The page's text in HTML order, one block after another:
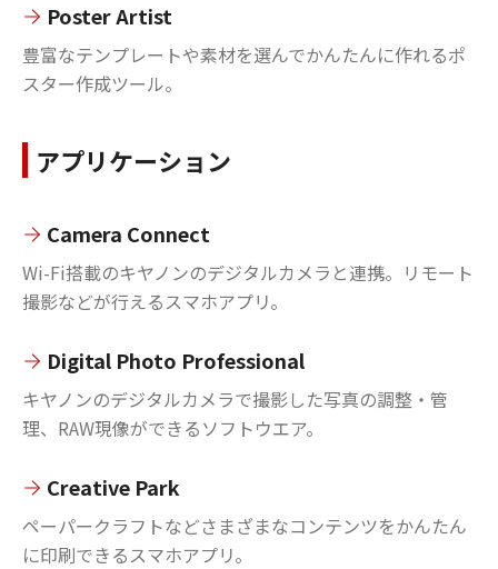
Poster Artist
豊富なテンプレートや素材を選んでかんたんに作れるポ
スター作成ツール。
アプリケーション
Camera Connect
Wi-Fi搭載のキヤノンのデジタルカメラと連携。リモート
撮影などが行えるスマホアプリ。
Digital Photo Professional
キヤノンのデジタルカメラで撮影した写真の調整・管
理、RAW現像ができるソフトウエア。
Creative Park
ペーパークラフトなどさまざまなコンテンツをかんたん
に印刷できるスマホアプリ。